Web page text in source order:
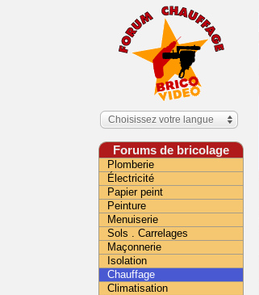
Choisissez votre langue
Forums de bricolage
Plomberie
Électricité
Papier peint
Peinture
Menuiserie
Sols . Carrelages
Maçonnerie
Isolation
Chauffage
Climatisation